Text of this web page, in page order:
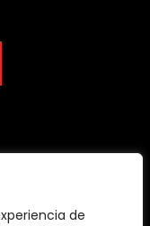
de